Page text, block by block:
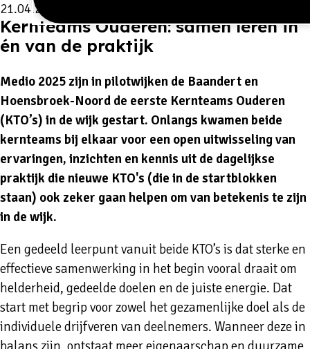
21.04.2026
Kernteams Ouderen: samen leren in
én van de praktijk
Medio 2025 zijn in pilotwijken de Baandert en
Hoensbroek-Noord de eerste Kernteams Ouderen
(KTO’s) in de wijk gestart. Onlangs kwamen beide
kernteams bij elkaar voor een open uitwisseling van
ervaringen, inzichten en kennis uit de dagelijkse
praktijk die nieuwe KTO's (die in de startblokken
staan) ook zeker gaan helpen om van betekenis te zijn
in de wijk.
Een gedeeld leerpunt vanuit beide KTO’s is dat sterke en
effectieve samenwerking in het begin vooral draait om
helderheid, gedeelde doelen en de juiste energie. Dat
start met begrip voor zowel het gezamenlijke doel als de
individuele drijfveren van deelnemers. Wanneer deze in